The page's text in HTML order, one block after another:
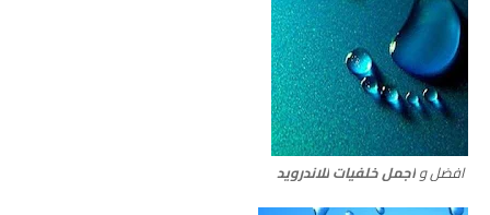
افضل واجمل خلفياتللاندرويد